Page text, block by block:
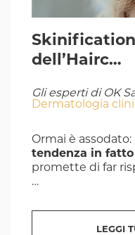
dell’Hairc…
Gli esperti di OK
Dermatologia
Ormai è assodato:
tendenza in
promette di far
…
LEGGI